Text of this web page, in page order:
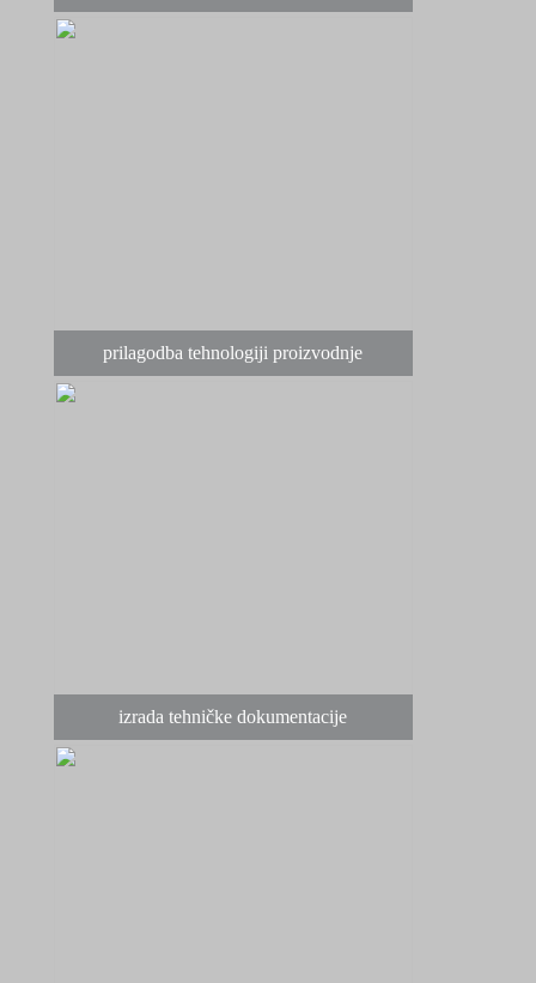
prilagodba tehnologiji proizvodnje
izrada tehničke dokumentacije